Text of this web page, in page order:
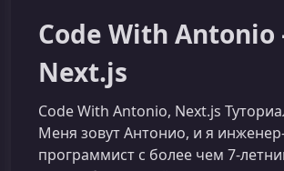
Code With
Next.js
Code With Antonio, Next.js
Меня зовут Антонио, и я
программист с более чем 7-